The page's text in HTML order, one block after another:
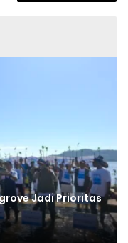
Jadi Prioritas